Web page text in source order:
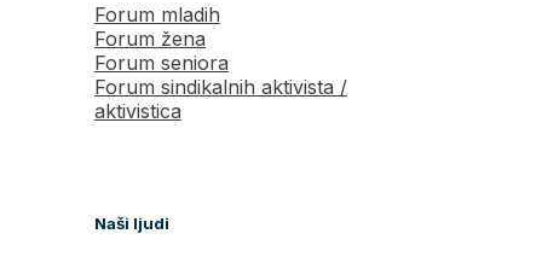
Forum mladih
Forum žena
Forum seniora
Forum sindikalnih aktivista /
aktivistica
Naši ljudi